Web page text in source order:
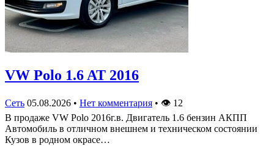
VW Polo 1.6 AT 2016
Сеть 05.08.2026 • Нет комментария • 👁 12
В продаже VW Polo 2016г.в. Двигатель 1.6 бензин АКПП
Автомобиль в отличном внешнем и техническом состоянии
Кузов в родном окрасе…